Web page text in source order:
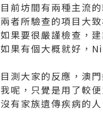
目前坊間有兩種主流
兩者所驗查的項目大
如果要很嚴謹檢查，
如果有個大概就好，
目測大家的反應，澳
我呢，只覺是用了較
沒有家族遺傳疾病的